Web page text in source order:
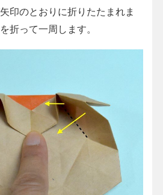
印のとおりに折りたたまれま
折って一周します。